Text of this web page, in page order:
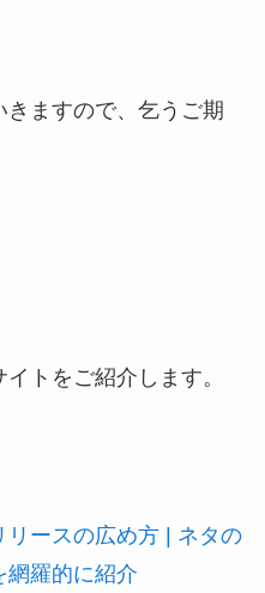
ますので、乞うご期
トをご紹介します。
ースの広め方 | ネタの
網羅的に紹介